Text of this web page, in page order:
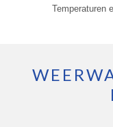
Temperaturen